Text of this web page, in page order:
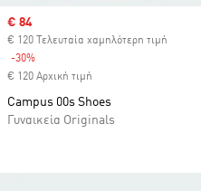
Sale price
€ 84
€ 120 Τελευταία χαμηλότερη τιμή
-30%
€ 120 Αρχική τιμή
Campus 00s Shoes
Γυναικεία Originals